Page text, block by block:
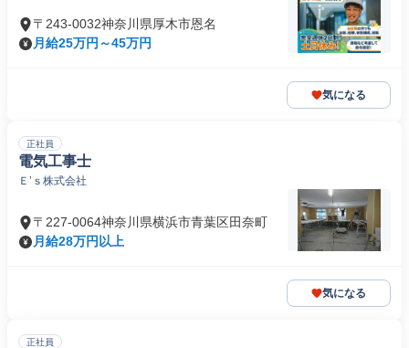
〒243-0032神奈川県厚木市恩名
月給25万円～45万円
気になる
正社員
電気工事士
Ｅ’ｓ株式会社
〒227-0064神奈川県横浜市青葉区田奈町
月給28万円以上
気になる
正社員